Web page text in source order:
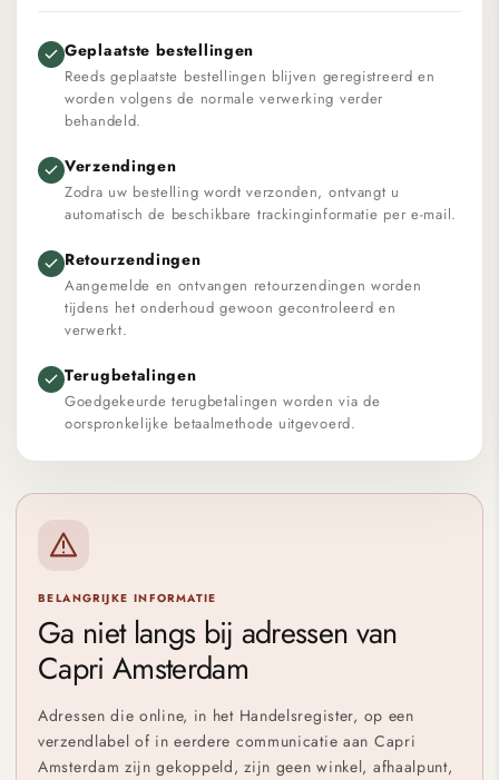
Geplaatste bestellingen
Reeds geplaatste bestellingen blijven geregistreerd en
worden volgens de normale verwerking verder
behandeld.
Verzendingen
Zodra uw bestelling wordt verzonden, ontvangt u
automatisch de beschikbare trackinginformatie per e-mail.
Retourzendingen
Aangemelde en ontvangen retourzendingen worden
tijdens het onderhoud gewoon gecontroleerd en
verwerkt.
Terugbetalingen
Goedgekeurde terugbetalingen worden via de
oorspronkelijke betaalmethode uitgevoerd.
BELANGRIJKE INFORMATIE
Ga niet langs bij adressen van
Capri Amsterdam
Adressen die online, in het Handelsregister, op een
verzendlabel of in eerdere communicatie aan Capri
Amsterdam zijn gekoppeld, zijn geen winkel, afhaalpunt,